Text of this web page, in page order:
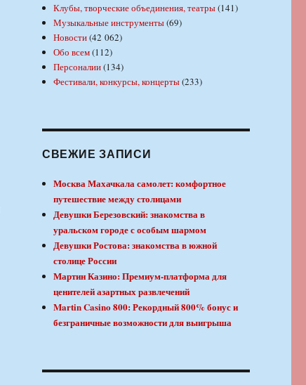
Клубы, творческие объединения, театры(141)
Музыкальные инструменты(69)
Новости(42 062)
Обо всем(112)
Персоналии(134)
Фестивали, конкурсы, концерты(233)
СВЕЖИЕ ЗАПИСИ
Москва Махачкала самолет: комфортное
путешествие между столицами
Девушки Березовский: знакомства в
уральском городе с особым шармом
Девушки Ростова: знакомства в южной
столице России
Мартин Казино: Премиум-платформа для
ценителей азартных развлечений
Martin Casino 800: Рекордный 800% бонус и
безграничные возможности для выигрыша